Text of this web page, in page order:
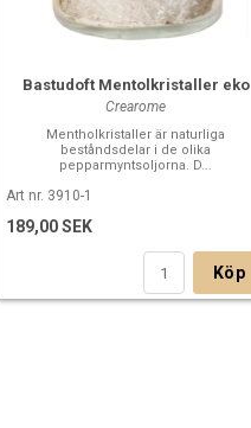
Bastudoft Mentolkristaller eko
Crearome
Mentholkristaller är naturliga
beståndsdelar i de olika
pepparmyntsoljorna. D...
Art nr. 3910-1
189,00 SEK
Köp